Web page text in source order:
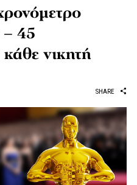
– 45
νικητή
SHARE